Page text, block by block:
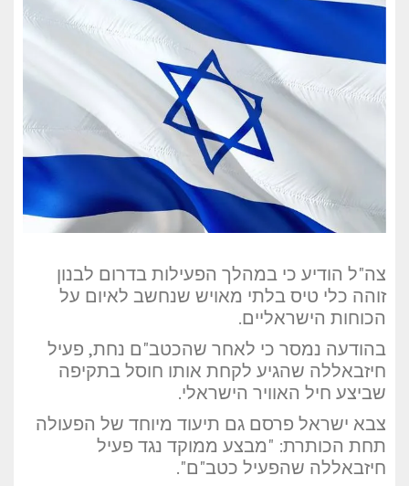
צה"ל הודיע כי במהלך הפעילות בדרום לבנון
זוהה כלי טיס בלתי מאויש שנחשב לאיום על
הכוחות הישראליים.
בהודעה נמסר כי לאחר שהכטב"ם נחת, פעיל
חיזבאללה שהגיע לקחת אותו חוסל בתקיפה
שביצע חיל האוויר הישראלי.
צבא ישראל פרסם גם תיעוד מיוחד של הפעולה
תחת הכותרת: "מבצע ממוקד נגד פעיל
חיזבאללה שהפעיל כטב"ם".